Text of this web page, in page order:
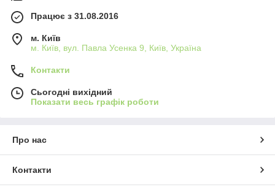
Працює з 31.08.2016
м. Київ
м. Київ, вул. Павла Усенка 9, Київ, Україна
Контакти
Сьогодні вихідний
Показати весь графік роботи
Про нас
Контакти